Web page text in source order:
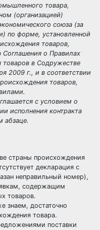
товара,
(организацией)
союза (за
по форме, установленной
товаров,
о Правилах
товаров в Содружестве
2009 г., и в соответствии
товаров,
с условием о
исполнения контракта
абзаце.
страны происхождения
декларация с
неправильный номер),
содержащим
товаров.
знаем, достаточно
товара.
поставки